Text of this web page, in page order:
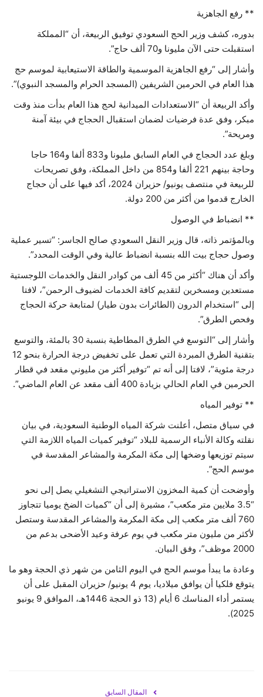
** رفع الجاهزية
بدوره، كشف وزير الحج السعودي توفيق الربيعة، أن “المملكة
استقبلت حتى الآن مليونا و70 ألف حاج”.
وأشار إلى “رفع الجاهزية الموسمية والطاقة الاستيعابية لموسم حج
هذا العام في الحرمين الشريفين (المسجد الحرام والمسجد النبوي)”.
وأكد الربيعة أن “الاستعدادات الميدانية لحج هذا العام بدأت منذ وقت
مبكر، وفق عدة فرضيات لضمان استقبال الحجاج في بيئة آمنة
ومريحة”.
وبلغ عدد الحجاج في العام السابق مليونا و833 ألفا و164 حاجا
وحاجة بينهم 221 ألفا و854 من داخل المملكة، وفق تصريحات
للربيعة في منتصف يونيو/ حزيران 2024، أكد فيها على أن حجاج
الخارج قدموا من أكثر من 200 دولة.
** انضباط في الوصول
وبالمؤتمر ذاته، قال وزير النقل السعودي صالح الجاسر: “تسير عملية
وصول حجاج بيت الله بنسبة انضباط عالية وفي الوقت المحدد”.
وأكد أن هناك “أكثر من 45 ألف من كوادر النقل والخدمات اللوجستية
مستعدين ومسخرين لتقديم كافة الخدمات لضيوف الرحمن”، لافتا
إلى “استخدام الدرون (الطائرات بدون طيار) لمتابعة حركة الحجاج
وفحص الطرق”.
وأشار إلى “التوسع في الطرق المطاطية بنسبة 30 بالمئة، والتوسع
بتقنية الطرق المبردة التي تعمل على تخفيض درجة الحرارة بنحو 12
درجة مئوية”، لافتا إلى أنه تم “توفير أكثر من مليوني مقعد في قطار
الحرمين في العام الحالي بزيادة 400 ألف مقعد عن العام الماضي”.
** توفير المياه
في سياق متصل، أعلنت شركة المياه الوطنية السعودية، في بيان
نقلته وكالة الأنباء الرسمية للبلاد “توفير كميات المياه اللازمة التي
سيتم توزيعها وضخها إلى مكة المكرمة والمشاعر المقدسة في
موسم الحج”.
وأوضحت أن كمية المخزون الاستراتيجي التشغيلي يصل إلى نحو
“3.5 ملايين متر مكعب”، مشيرة إلى أن “كميات الضخ يوميا تتجاوز
760 ألف متر مكعب إلى مكة المكرمة والمشاعر المقدسة وستصل
لأكثر من مليون متر مكعب في يوم عرفة وعيد الأضحى بدعم من
2000 موظف”، وفق البيان.
وعادة ما يبدأ موسم الحج في اليوم الثامن من شهر ذي الحجة وهو ما
يتوقع فلكيا أن يوافق ميلاديا، يوم 4 يونيو/ حزيران المقبل على أن
يستمر أداء المناسك 6 أيام (13 ذو الحجة 1446هـ، الموافق 9 يونيو
2025).
المقال السابق